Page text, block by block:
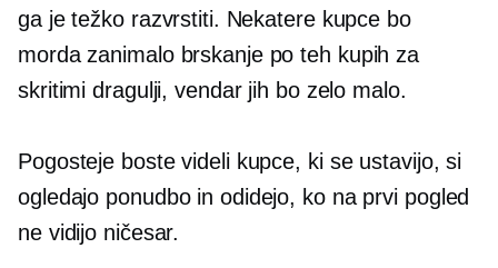
ga je težko razvrstiti. Nekatere kupce bo
morda zanimalo brskanje po teh kupih za
skritimi dragulji, vendar jih bo zelo malo.
Pogosteje boste videli kupce, ki se ustavijo, si
ogledajo ponudbo in odidejo, ko na prvi pogled
ne vidijo ničesar.